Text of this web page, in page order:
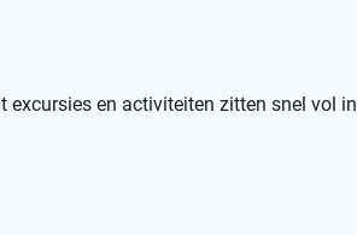
excursies en activiteiten zitten snel vol in